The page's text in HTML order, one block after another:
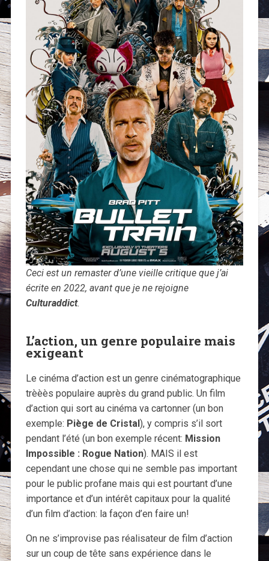
Ceci est un remaster d’une vieille critique que j’ai
écrite en 2022, avant que je ne rejoigne
Culturaddict.
L’action, un genre populaire mais
exigeant
Le cinéma d’action est un genre cinématographique
trèèès populaire auprès du grand public. Un film
d’action qui sort au cinéma va cartonner (un bon
exemple: Piège de Cristal), y compris s’il sort
pendant l’été (un bon exemple récent: Mission
Impossible : Rogue Nation). MAIS il est
cependant une chose qui ne semble pas important
pour le public profane mais qui est pourtant d’une
importance et d’un intérêt capitaux pour la qualité
d’un film d’action: la façon d’en faire un!
On ne s’improvise pas réalisateur de film d’action
sur un coup de tête sans expérience dans le